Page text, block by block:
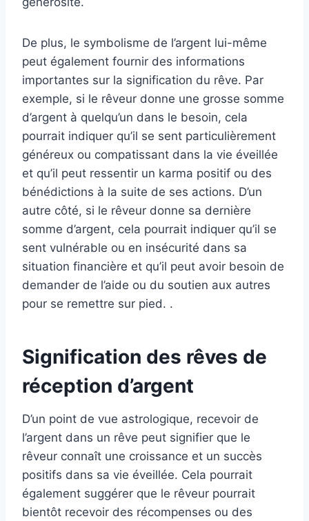
De plus, le symbolisme de l’argent lui-même
peut également fournir des informations
importantes sur la signification du rêve. Par
exemple, si le rêveur donne une grosse somme
d’argent à quelqu’un dans le besoin, cela
pourrait indiquer qu’il se sent particulièrement
généreux ou compatissant dans la vie éveillée
et qu’il peut ressentir un karma positif ou des
bénédictions à la suite de ses actions. D’un
autre côté, si le rêveur donne sa dernière
somme d’argent, cela pourrait indiquer qu’il se
sent vulnérable ou en insécurité dans sa
situation financière et qu’il peut avoir besoin de
demander de l’aide ou du soutien aux autres
pour se remettre sur pied. .
Signification des rêves de
réception d’argent
D’un point de vue astrologique, recevoir de
l’argent dans un rêve peut signifier que le
rêveur connaît une croissance et un succès
positifs dans sa vie éveillée. Cela pourrait
également suggérer que le rêveur pourrait
bientôt recevoir des récompenses ou des